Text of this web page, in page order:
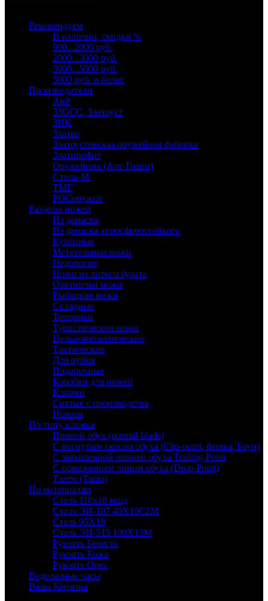
Рекомендуем
В наличии, скидки %
900...2000 руб.
2000...3000 руб.
3000...5000 руб.
5000 руб. и более
Производители
АиР
ЗЗОСС, Златоуст
ЗИК
Златко
Златоустовская оружейная фабрика
Златпрофит
Оружейник (Арт-Грани)
Стиль-М
ТМГ
РОСоружие
Разделы ножей
Из дамаска
Из дамаска атмосферостойкого
Кухонные
Метательные ножи
Недорогие
Ножи из литого булата
Охотничьи ножи
Рыбацкие ножи
Складные
Топорики
Туристические ножи
Цельнометаллические
Тактические
Для рубки
Подарочные
Коробки для ножей
Клинки
Снятые с производства
Ножны
По типу клинка
Прямой обух (normal-blade)
С вогнутым скосом обуха (Clip-point, финка, Боуи)
С завышенной линией обуха Trailing-Point
С понижением линии обуха (Drop-Point)
Танто (Tanto)
По материалам
Сталь 110х18 мшд
Сталь ЭИ-107 40Х10С2М
Сталь 95Х18
Сталь ЭИ-515 100Х13М
Рукоять Береста
Рукоять Кожа
Рукоять Орех
Водолазные часы
Ваша Корзина